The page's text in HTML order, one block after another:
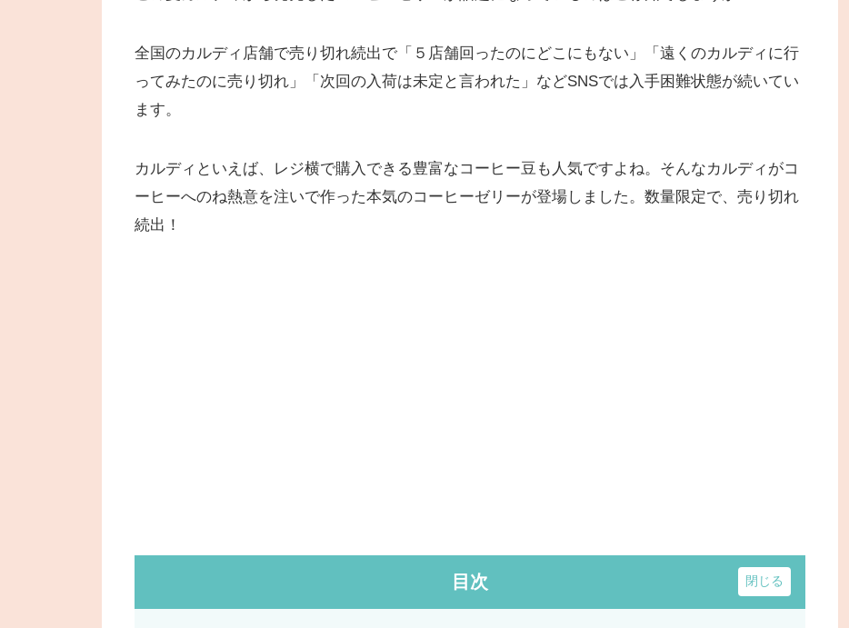
全国のカルディ店舗で売り切れ続出で「５店舗回ったのにどこにもない」「遠くのカルディに行
ってみたのに売り切れ」「次回の入荷は未定と言われた」などSNSでは入手困難状態が続いてい
ます。
カルディといえば、レジ横で購入できる豊富なコーヒー豆も人気ですよね。そんなカルディがコ
ーヒーへのね熱意を注いで作った本気のコーヒーゼリーが登場しました。数量限定で、売り切れ
続出！
目次